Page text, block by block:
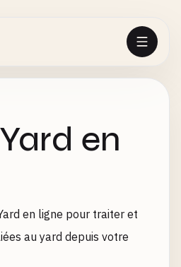
en
en ligne pour traiter et
au yard depuis votre